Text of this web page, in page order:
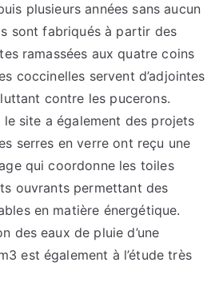
plusieurs années sans aucun
sont fabriqués à partir des
ramassées aux quatre coins
coccinelles servent d’adjointes
contre les pucerons.
le site a également des projets
serres en verre ont reçu une
qui coordonne les toiles
ouvrants permettant des
en matière énergétique.
des eaux de pluie d’une
est également à l’étude très